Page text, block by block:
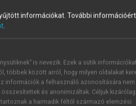
iskolai azonosítóddal vagy
hozzáférésrevagy
vagy hozz
ÚJ FIÓK
1 óra
információkat. További
.
is nevezik. Ezek a sütik
többek között arról, hogy milyen oldalakat
információk a felhasználó azonosítására nem
és anonimizáltak. Céljuk
a harmadik féltől származó elemzési